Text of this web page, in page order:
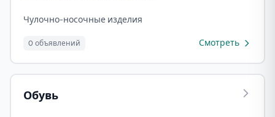
Чулочно-носочные изделия
0 объявлений Смотреть
Обувь